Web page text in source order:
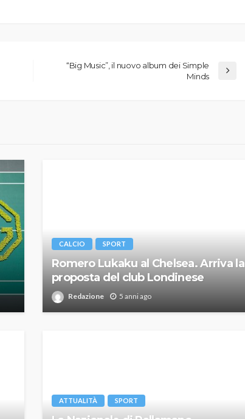
“Big Music”, il nuovo album dei Simple
Minds
CALCIO SPORT
Romero Lukaku al Chelsea. Arriva la
proposta del club Londinese
Redazione 5 anni ago
ATTUALITÀ SPORT